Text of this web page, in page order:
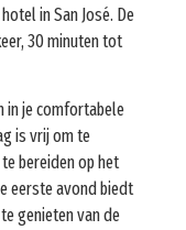
in San José. De
30 minuten tot
in je comfortabele
is vrij om te
bereiden op het
eerste avond biedt
genieten van de